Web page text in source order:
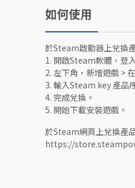
如何使用
於Steam啟動器上兌換
1. 開啟Steam軟體，登
2. 左下角，新增遊戲 >
3. 輸入Steam key 產品
4. 完成兌換。
5. 開始下載安裝遊戲。
於Steam網頁上兌換產
https://